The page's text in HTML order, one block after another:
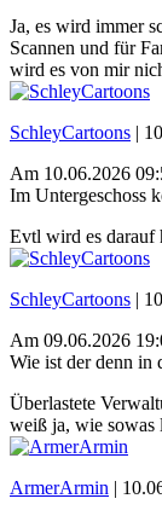
Ja, es wird immer
Scannen und für
wird es von mir
SchleyCartoons |
Am 10.06.2026
Im Untergeschoss
Evtl wird es darauf
SchleyCartoons |
Am 09.06.2026
Wie ist der denn in
Überlastete
weiß ja, wie sowas
ArmerArmin |